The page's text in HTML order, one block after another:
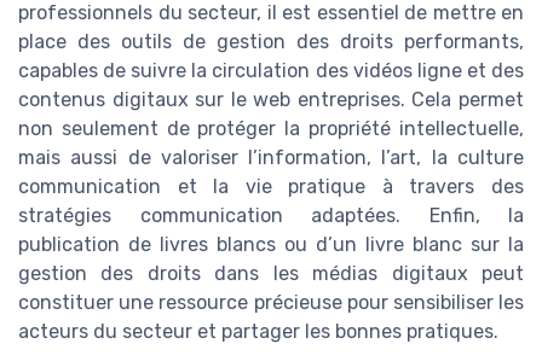
professionnels du secteur, il est essentiel de mettre en
place des outils de gestion des droits performants,
capables de suivre la circulation des vidéos ligne et des
contenus digitaux sur le web entreprises. Cela permet
non seulement de protéger la propriété intellectuelle,
mais aussi de valoriser l’information, l’art, la culture
communication et la vie pratique à travers des
stratégies communication adaptées. Enfin, la
publication de livres blancs ou d’un livre blanc sur la
gestion des droits dans les médias digitaux peut
constituer une ressource précieuse pour sensibiliser les
acteurs du secteur et partager les bonnes pratiques.